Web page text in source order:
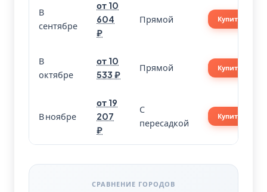
В
сентябре
от 10
604
₽
Прямой Купить
В
октябре
от 10
533 ₽
Прямой Купить
В ноябре
от 19
207
₽
С
пересадкой
Купить
СРАВНЕНИЕ ГОРОДОВ